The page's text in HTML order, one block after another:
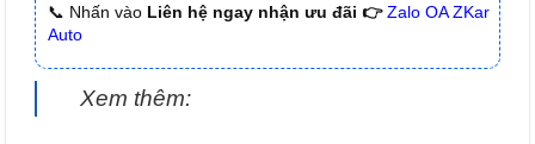
📞 Nhấn vào Liên hệ ngay nhận ưu đãi 👉 Zalo OA ZKar
Auto
Xem thêm: